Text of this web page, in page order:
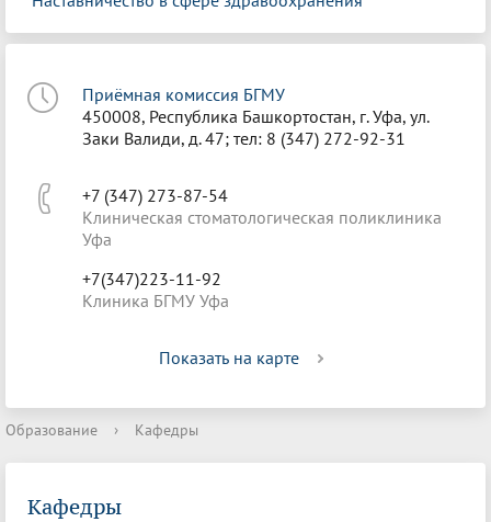
Приёмная комиссия БГМУ
450008, Республика Башкортостан, г. Уфа, ул.
Заки Валиди, д. 47; тел: 8 (347) 272-92-31
+7 (347) 273-87-54
Клиническая стоматологическая поликлиника
Уфа
+7(347)223-11-92
Клиника БГМУ Уфа
Показать на карте
Образование › Кафедры
Кафедры